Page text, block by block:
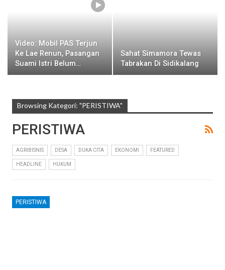
Video: Mobil PAS Terjun
Ke Lae Renun, Pasangan
Suami Istri Belum…
Sahat Simamora Tewas
Tabrakan Di Sidikalang
Browsing Kategori: "PERISTIWA"
PERISTIWA
AGRIBISNIS DESA DUKA CITA EKONOMI FEATURED
HEADLINE HUKUM
PERISTIWA